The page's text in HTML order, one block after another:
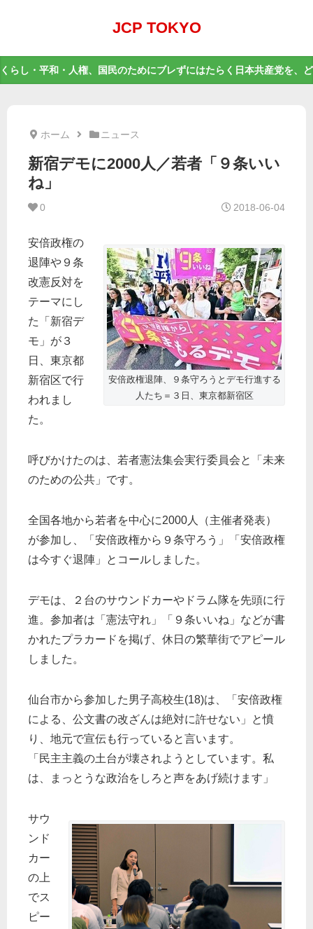
JCP TOKYO
くらし・平和・人権、国民のためにブレずにはたらく日本共産党を、
ホーム ニュース
新宿デモに2000人／若者「９条いい
ね」
0 2018-06-04
安倍政権退陣、９条守ろうとデモ行進する
人たち＝３日、東京都新宿区
安倍政権の
退陣や９条
改憲反対を
テーマにし
た「新宿デ
モ」が３
日、東京都
新宿区で行
われまし
た。
呼びかけたのは、若者憲法集会実行委員会と「未来
のための公共」です。
全国各地から若者を中心に2000人（主催者発表）
が参加し、「安倍政権から９条守ろう」「安倍政権
は今すぐ退陣」とコールしました。
デモは、２台のサウンドカーやドラム隊を先頭に行
進。参加者は「憲法守れ」「９条いいね」などが書
かれたプラカードを掲げ、休日の繁華街でアピール
しました。
仙台市から参加した男子高校生(18)は、「安倍政権
による、公文書の改ざんは絶対に許せない」と憤
り、地元で宣伝も行っていると言います。
「民主主義の土台が壊されようとしています。私
は、まっとうな政治をしろと声をあげ続けます」
サウ
ンド
カー
の上
でス
ピー